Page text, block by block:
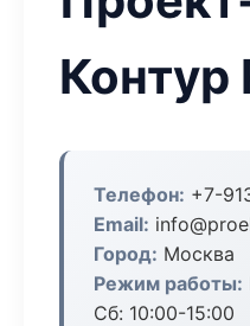
Контур
Телефон: +7-
Email:
Город: Москва
Режим работы:
Сб: 10:00-15:00